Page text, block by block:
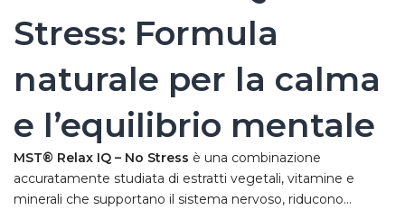
Stress: Formula
naturale per la calma
e l’equilibrio mentale
MST® Relax IQ – No Stress è una combinazione
accuratamente studiata di estratti vegetali, vitamine e
minerali che supportano il sistema nervoso, riducono...